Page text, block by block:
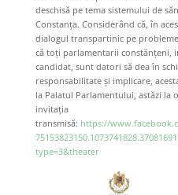
deschisă pe tema sistemului de
Constanța. Considerând că, în
dialogul transpartinic pe
că toți parlamentarii constănțeni,
candidat, sunt datori să dea în
responsabilitate și implicare,
la Palatul Parlamentului, astăzi la
invitația
transmisă: https://
type=3&theater